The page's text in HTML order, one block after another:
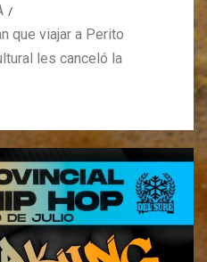
que viajar a Perito
les canceló la